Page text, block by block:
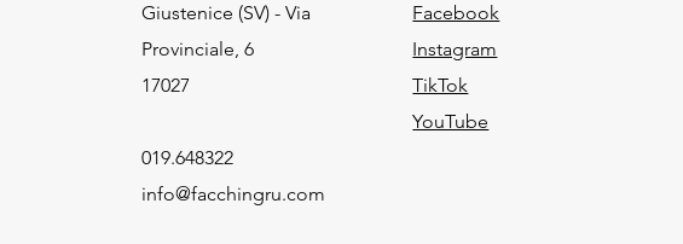
Giustenice (SV) - Via
Provinciale, 6
17027
019.648322
info@facchingru.com
Facebook
Instagram
TikTok
YouTube